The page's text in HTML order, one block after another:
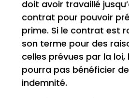
doit avoir travaillé
contrat pour pouvoir
prime. Si le contrat est
son terme pour des
celles prévues par la loi,
pourra pas bénéficier
indemnité.